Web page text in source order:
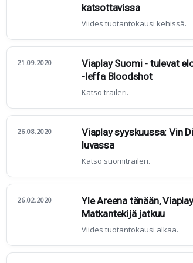
katsottavissa
Viides tuotantokausi kehissä.
21.09.2020
Viaplay Suomi - tulevat
-leffa Bloodshot
Katso traileri.
26.08.2020
Viaplay syyskuussa: Vin
luvassa
Katso suomitraileri.
26.02.2020
Yle Areena tänään,
Matkantekijä jatkuu
Viides tuotantokausi alkaa.